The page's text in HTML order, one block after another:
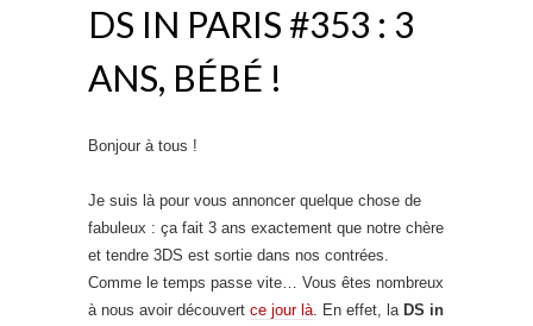
DS IN PARIS #353 : 3
ANS, BÉBÉ !
Bonjour à tous !
Je suis là pour vous annoncer quelque chose de
fabuleux : ça fait 3 ans exactement que notre chère
et tendre 3DS est sortie dans nos contrées.
Comme le temps passe vite… Vous êtes nombreux
à nous avoir découvert ce jour là . En effet, la DS in